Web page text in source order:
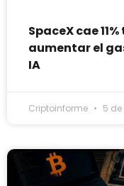
SpaceX cae
aumentar el
IA
Criptoinforme 5